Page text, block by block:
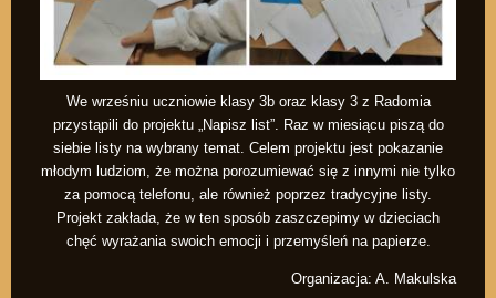
We wrześniu uczniowie klasy 3b oraz klasy 3 z Radomia
przystąpili do projektu „Napisz list”. Raz w miesiącu piszą do
siebie listy na wybrany temat. Celem projektu jest pokazanie
młodym ludziom, że można porozumiewać się z innymi nie tylko
za pomocą telefonu, ale również poprzez tradycyjne listy.
Projekt zakłada, że w ten sposób zaszczepimy w dzieciach
chęć wyrażania swoich emocji i przemyśleń na papierze.
Organizacja: A. Makulska